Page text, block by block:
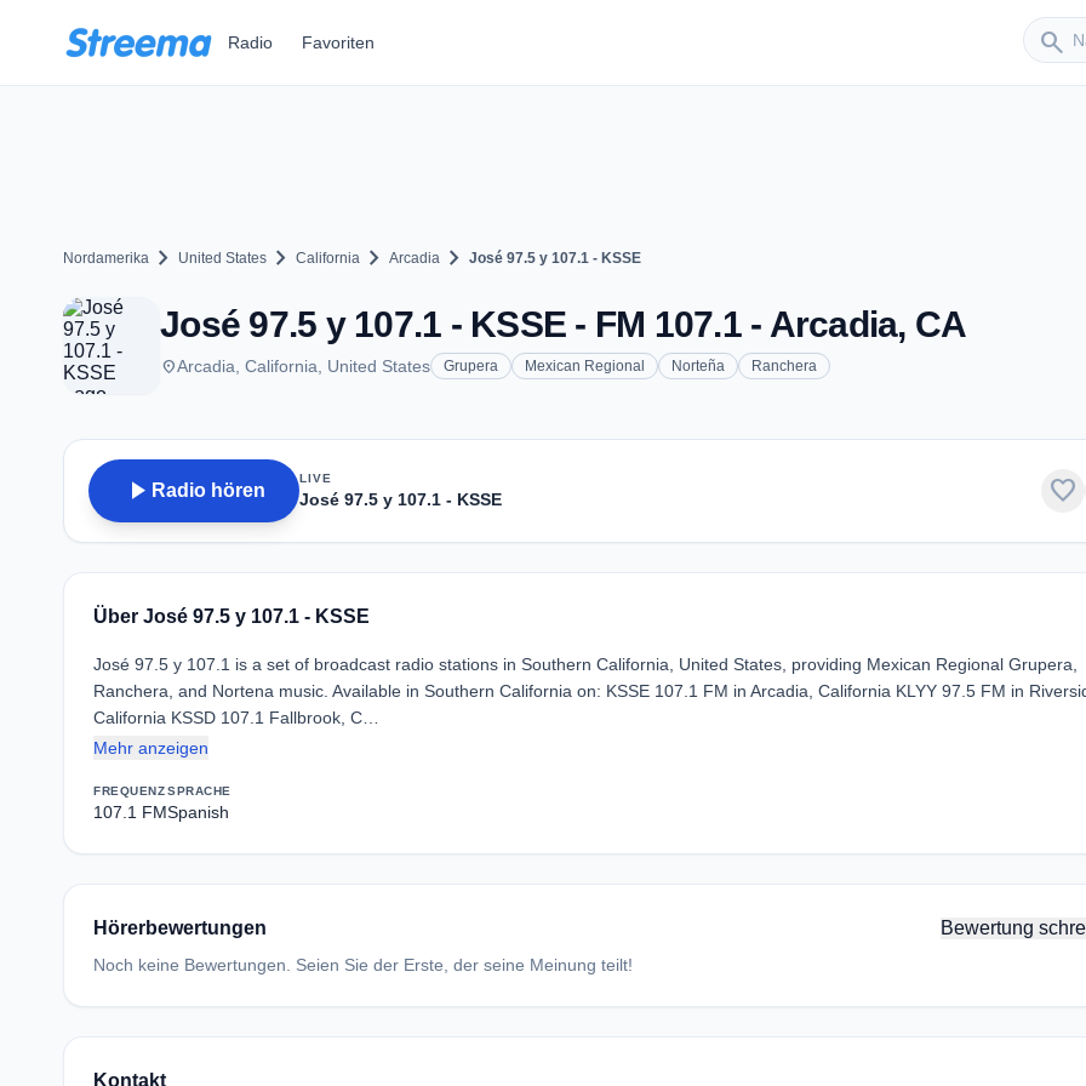
Radio Favoriten search
Sender
Nordamerika chevron_right United States chevron_right California chevron_right Arcadia chevron_right José 97.5 y 107.1 - KSSE
José 97.5 y 107.1 - KSSE - FM 107.1 - Arcadia, CA
placeArcadia, California, United States Grupera Mexican Regional Norteña Ranchera
play_arrow Radio hören
LIVE
José 97.5 y 107.1 - KSSE favorite
Über José 97.5 y 107.1 - KSSE
José 97.5 y 107.1 is a set of broadcast radio stations in Southern California, United States, providing Mexican Regional Grupera,
Ranchera, and Nortena music. Available in Southern California on: KSSE 107.1 FM in Arcadia, California KLYY 97.5 FM in
California KSSD 107.1 Fallbrook, C…
Mehr anzeigen
FREQUENZ
107.1 FM
SPRACHE
Spanish
Hörerbewertungen Bewertung
Noch keine Bewertungen. Seien Sie der Erste, der seine Meinung teilt!
Kontakt